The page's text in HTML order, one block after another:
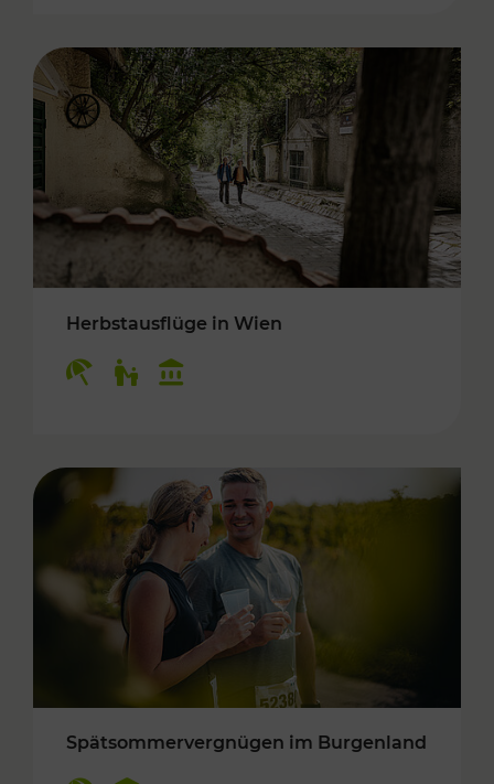
Herbstausflüge in Wien
Spätsommervergnügen im Burgenland